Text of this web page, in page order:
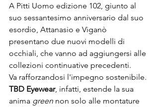
A Pitti Uomo edizione 102, giunto al
suo sessantesimo anniversario dal suo
esordio, Attanasio e Viganò
presentano due nuovi modelli di
occhiali, che vanno ad aggiungersi alle
collezioni continuative precedenti.
Va rafforzandosi l'impegno sostenibile.
TBD Eyewear, infatti, estende la sua
anima green non solo alle montature